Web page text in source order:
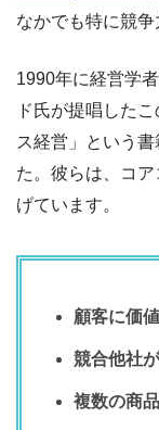
なかでも特に競争
1990年に経営学
ド氏が提唱した
ス経営」という
た。彼らは、コ
げています。
顧客に価
競合他社
複数の商